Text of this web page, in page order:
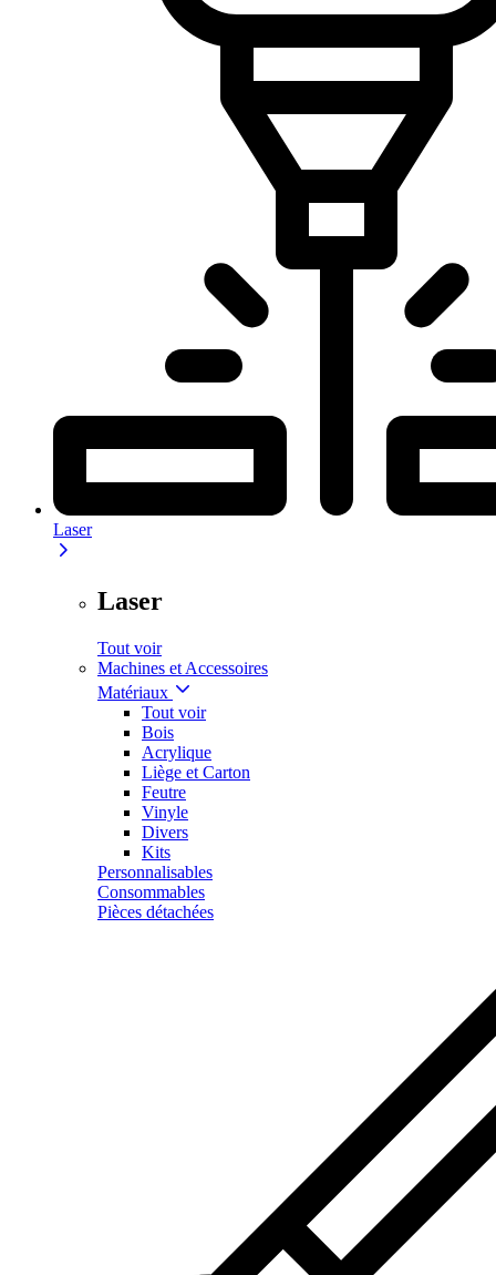
Laser
Laser
Tout voir
Machines et Accessoires
Matériaux
Tout voir
Bois
Acrylique
Liège et Carton
Feutre
Vinyle
Divers
Kits
Personnalisables
Consommables
Pièces détachées